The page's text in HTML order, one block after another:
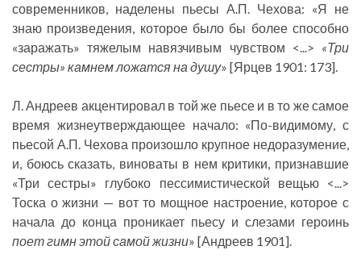
современников, наделены пьесы А.П. Чехова: «Я не
знаю произведения, которое было бы более способно
«заражать» тяжелым навязчивым чувством <...> «Три
сестры» камнем ложатся на душу» [Ярцев 1901: 173].
Л. Андреев акцентировал в той же пьесе и в то же самое
время жизнеутверждающее начало: «По-видимому, с
пьесой А.П. Чехова произошло крупное недоразумение,
и, боюсь сказать, виноваты в нем критики, признавшие
«Три сестры» глубоко пессимистической вещью <...>
Тоска о жизни — вот то мощное настроение, которое с
начала до конца проникает пьесу и слезами героинь
поет гимн этой самой жизни» [Андреев 1901].